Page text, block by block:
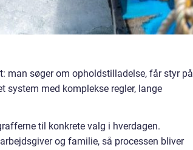
man søger om opholdstilladelse, får styr på
system med komplekse regler, lange
til konkrete valg i hverdagen.
og familie, så processen bliver